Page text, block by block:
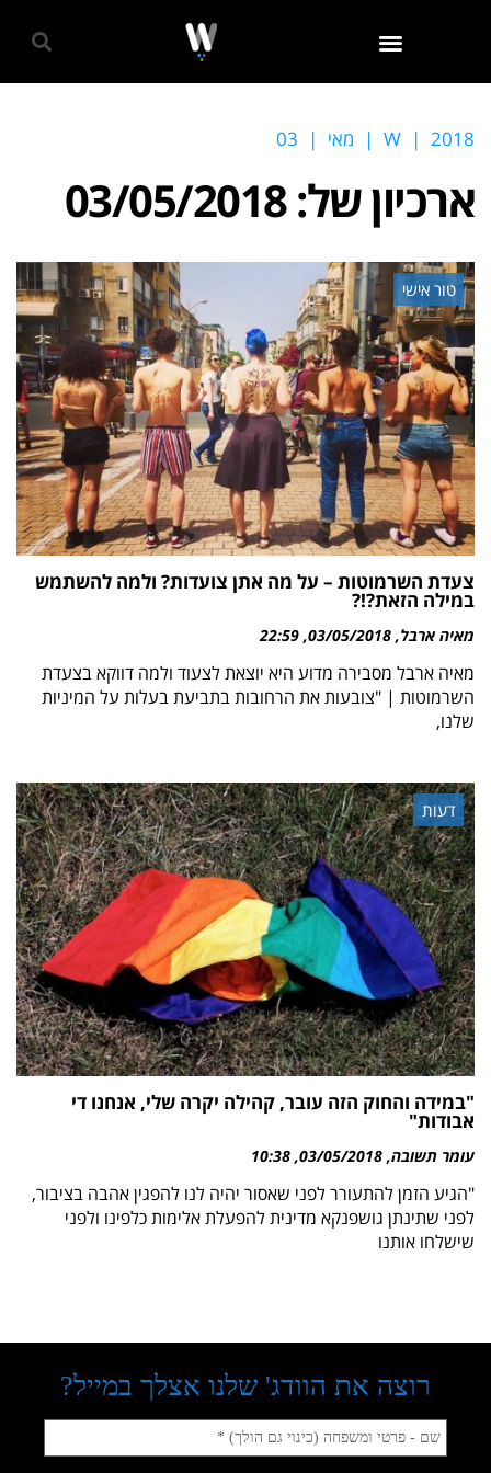
W | 2018
| מאי |
03
ארכיון של:03/05/2018
טור אישי
צעדת השרמוטות – על מה אתן צועדות? ולמה להשתמש
במילה הזאת?!?
מאיה ארבל 03/05/2018
22:59
מאיה ארבל מסבירה מדוע היא יוצאת לצעוד ולמה דווקא בצעדת
השרמוטות | "צובעות את הרחובות בתביעת בעלות על המיניות
שלנו,
דעות
"במידה והחוק הזה עובר, קהילה יקרה שלי, אנחנו די
אבודות"
עומר תשובה 03/05/2018
10:38
"הגיע הזמן להתעורר לפני שאסור יהיה לנו להפגין אהבה בציבור,
לפני שתינתן גושפנקא מדינית להפעלת אלימות כלפינו ולפני
שישלחו אותנו